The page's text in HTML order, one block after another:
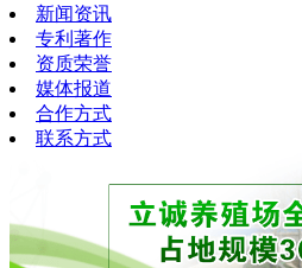
新闻资讯
专利著作
资质荣誉
媒体报道
合作方式
联系方式